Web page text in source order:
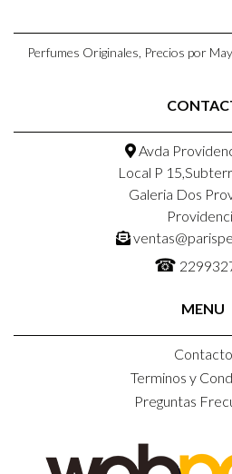
Perfumes Originales, Precios por
Avda
Local P
Galeria Dos
☎
MENU
Contacto
Terminos y
Preguntas